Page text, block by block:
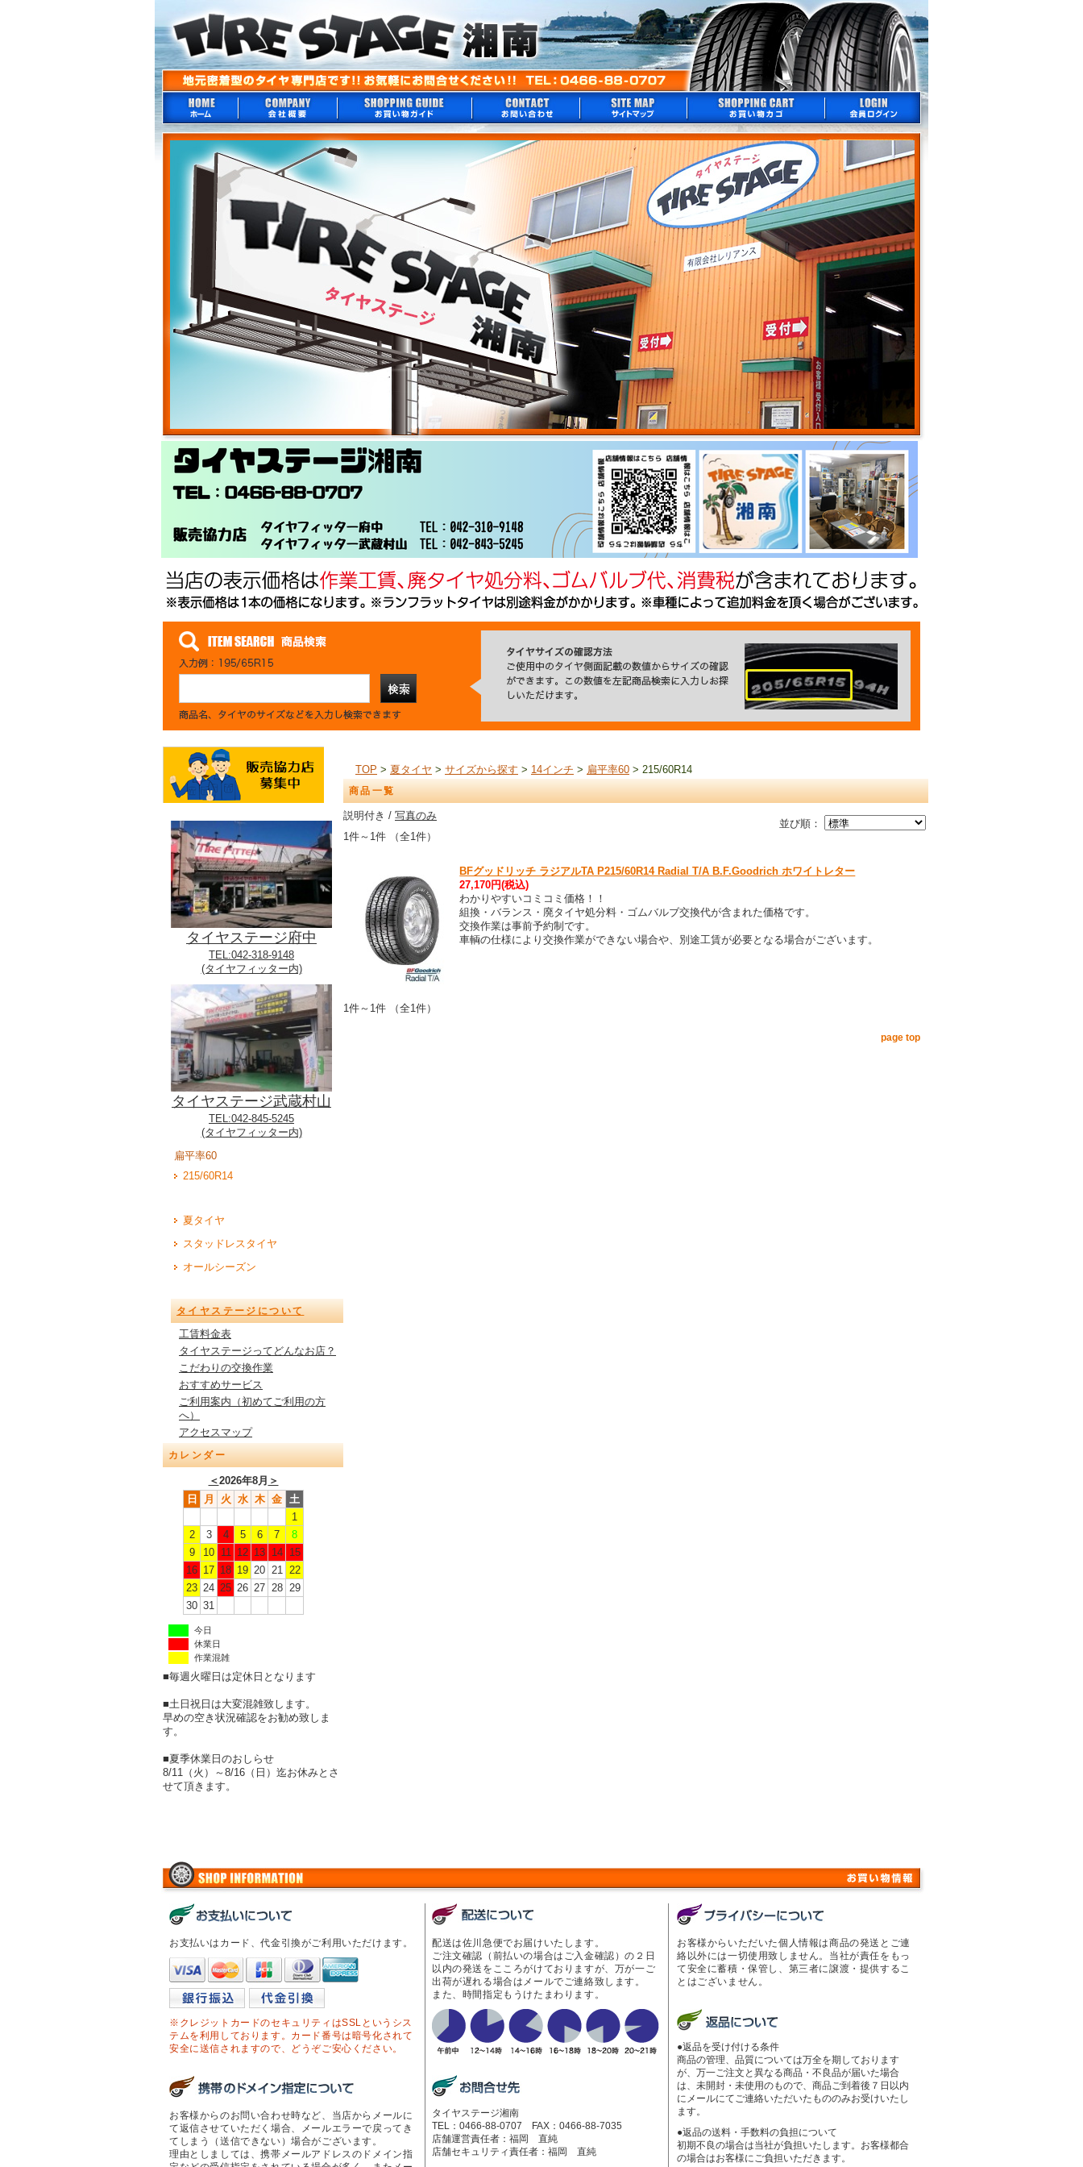
タイヤステージ府中
TEL:042-318-9148
(タイヤフィッター内)
タイヤステージ武蔵村山
TEL:042-845-5245
(タイヤフィッター内)
扁平率60
215/60R14
夏タイヤ
スタッドレスタイヤ
オールシーズン
タイヤステージについて
工賃料金表
タイヤステージってどんなお店？
こだわりの交換作業
おすすめサービス
ご利用案内（初めてご利用の方
へ）
アクセスマップ
カレンダー
＜2026年8月 ＞
日
月 火 水 木 金 土
1
2
3 4 5 6 7
8
9
10 11 12 13 14
15
16 17 18 19 20 21 22
23 24 25 26 27 28 29
30 31
今日
休業日
作業混雑
■毎週火曜日は定休日となります
■土日祝日は大変混雑致します。
早めの空き状況確認をお勧め致しま
す。
■夏季休業日のおしらせ
8/11（火）～8/16（日）迄お休みとさ
せて頂きます。
TOP > 夏タイヤ > サイズから探す > 14インチ > 扁平率60 > 215/60R14
商品一覧
並び順：
説明付き / 写真のみ
1件～1件 （全1件）
BFグッドリッチ ラジアルTA P215/60R14 Radial T/A B.F.Goodrich ホワイトレター
27,170円(税込)
わかりやすいコミコミ価格！！
組換・バランス・廃タイヤ処分料・ゴムバルブ交換代が含まれた価格です。
交換作業は事前予約制です。
車輌の仕様により交換作業ができない場合や、別途工賃が必要となる場合がございます。
1件～1件 （全1件）
page top
お支払いはカード、代金引換がご利用いただけます。
※クレジットカードのセキュリティはSSLというシス
テムを利用しております。カード番号は暗号化されて
安全に送信されますので、どうぞご安心ください。
お客様からのお問い合わせ時など、当店からメールに
て返信させていただく場合、メールエラーで戻ってき
てしまう（送信できない）場合がございます。
理由としましては、携帯メールアドレスのドメイン指
配送は佐川急便でお届けいたします。
ご注文確認（前払いの場合はご入金確認）の２日
以内の発送をこころがけておりますが、万が一ご
出荷が遅れる場合はメールでご連絡致します。
また、時間指定もうけたまわります。
タイヤステージ湘南
TEL：0466-88-0707 FAX：0466-88-7035
店舗運営責任者：福岡 直純
店舗セキュリティ責任者：福岡 直純
お客様からいただいた個人情報は商品の発送とご連
絡以外には一切使用致しません。当社が責任をもっ
て安全に蓄積・保管し、第三者に譲渡・提供するこ
とはございません。
●返品を受け付ける条件
商品の管理、品質については万全を期しております
が、万一ご注文と異なる商品・不良品が届いた場合
は、未開封・未使用のもので、商品ご到着後７日以内
にメールにてご連絡いただいたもののみお受けいたし
ます。
●返品の送料・手数料の負担について
初期不良の場合は当社が負担いたします。お客様都合
の場合はお客様にご負担いただきます。